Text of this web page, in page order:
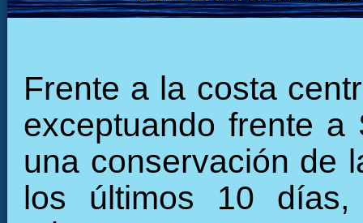
Frente a la costa
exceptuando frente
una conservación de
los últimos 10 días,